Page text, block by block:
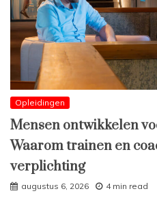
Opleidingen
Mensen ontwikkelen
Waarom trainen en
verplichting
augustus 6, 2026 4 min read